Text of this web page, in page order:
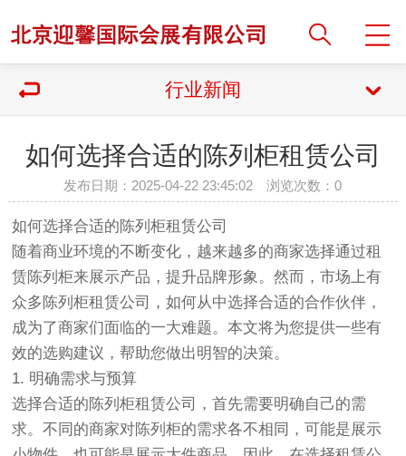
行业新闻
如何选择合适的陈列柜租赁公司
发布日期：2025-04-22 23:45:02 浏览次数：0
如何选择合适的陈列柜租赁公司
随着商业环境的不断变化，越来越多的商家选择通过租
赁陈列柜来展示产品，提升品牌形象。然而，市场上有
众多陈列柜租赁公司，如何从中选择合适的合作伙伴，
成为了商家们面临的一大难题。本文将为您提供一些有
效的选购建议，帮助您做出明智的决策。
1. 明确需求与预算
选择合适的陈列柜租赁公司，首先需要明确自己的需
求。不同的商家对陈列柜的需求各不相同，可能是展示